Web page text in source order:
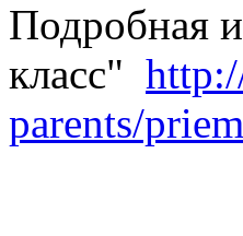
Подробная
класс"
parents/